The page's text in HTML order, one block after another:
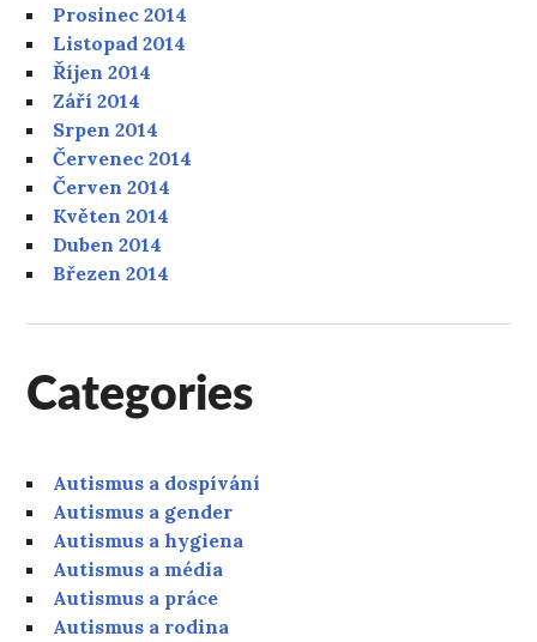
Prosinec 2014
Listopad 2014
Říjen 2014
Září 2014
Srpen 2014
Červenec 2014
Červen 2014
Květen 2014
Duben 2014
Březen 2014
Categories
Autismus a dospívání
Autismus a gender
Autismus a hygiena
Autismus a média
Autismus a práce
Autismus a rodina